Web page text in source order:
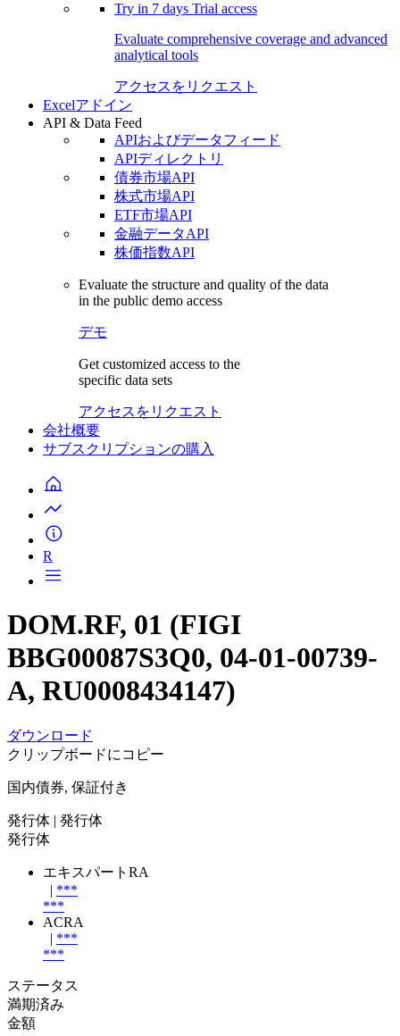
Try in 7 days Trial access
Evaluate comprehensive coverage and advanced
analytical tools
アクセスをリクエスト
Excelアドイン
API & Data Feed
APIおよびデータフィード
APIディレクトリ
債券市場API
株式市場API
ETF市場API
金融データAPI
株価指数API
Evaluate the structure and quality of the data
in the public demo access
デモ
Get customized access to the
specific data sets
アクセスをリクエスト
会社概要
サブスクリプションの購入
R
DOM.RF, 01 (FIGI
BBG00087S3Q0, 04-01-00739-
A, RU0008434147)
ダウンロード
クリップボードにコピー
国内債券, 保証付き
発行体 | 発行体
発行体
エキスパートRA
| ***
***
ACRA
| ***
***
ステータス
満期済み
金額